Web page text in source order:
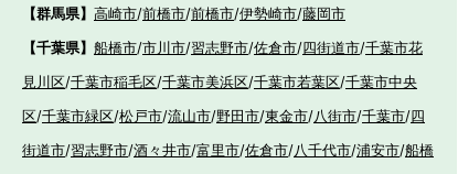
【群馬県】 高崎市/前橋市/前橋市/伊勢崎市/藤岡市
【千葉県】 船橋市/市川市/習志野市/佐倉市/四街道市/千葉市花
見川区/千葉市稲毛区/千葉市美浜区/千葉市若葉区/千葉市中央
区/千葉市緑区/松戸市/流山市/野田市/東金市/八街市/千葉市/四
街道市/習志野市/酒々井市/富里市/佐倉市/八千代市/浦安市/船橋